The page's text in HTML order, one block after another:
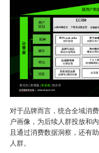
对于品牌而言，统合全域消
户画像，为后续人群投放和
且通过消费数据洞察，还有
人群。